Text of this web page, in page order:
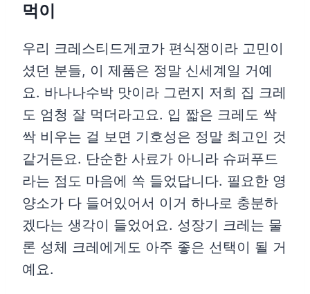
먹이
우리 크레스티드게코가 편식쟁이라 고민이
셨던 분들, 이 제품은 정말 신세계일 거예
요. 바나나수박 맛이라 그런지 저희 집 크레
도 엄청 잘 먹더라고요. 입 짧은 크레도 싹
싹 비우는 걸 보면 기호성은 정말 최고인 것
같거든요. 단순한 사료가 아니라 슈퍼푸드
라는 점도 마음에 쏙 들었답니다. 필요한 영
양소가 다 들어있어서 이거 하나로 충분하
겠다는 생각이 들었어요. 성장기 크레는 물
론 성체 크레에게도 아주 좋은 선택이 될 거
예요.